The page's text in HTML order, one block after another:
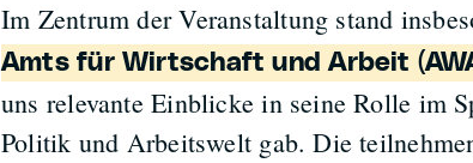
Im Zentrum der Veranstaltung stand
Amts für Wirtschaft und Arbeit
uns relevante Einblicke in seine Rolle im
Politik und Arbeitswelt gab. Die